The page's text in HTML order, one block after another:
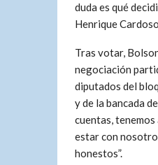
duda es qué
Henrique
Tras votar,
negociación
diputados del
y de la bancada
cuentas,
estar con
honestos”.